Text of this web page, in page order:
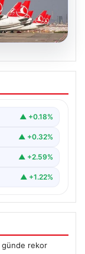
yolcu
▲ +0.18%
▲ +0.32%
▲ +2.59%
▲ +1.22%
günde rekor